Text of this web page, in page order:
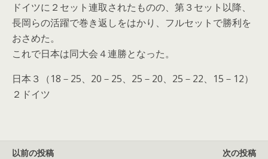
ドイツに２セット連取されたものの、第３セット以降、
長岡らの活躍で巻き返しをはかり、フルセットで勝利を
おさめた。
これで日本は同大会４連勝となった。
日本３（18－25、20－25、25－20、25－22、15－12）
２ドイツ
以前の投稿
次の投稿